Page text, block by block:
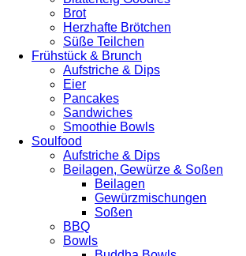
Brot
Herzhafte Brötchen
Süße Teilchen
Frühstück & Brunch
Aufstriche & Dips
Eier
Pancakes
Sandwiches
Smoothie Bowls
Soulfood
Aufstriche & Dips
Beilagen, Gewürze & Soßen
Beilagen
Gewürzmischungen
Soßen
BBQ
Bowls